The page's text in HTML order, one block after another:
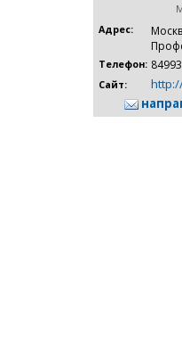
Адрес:
Телефон:
Сайт: